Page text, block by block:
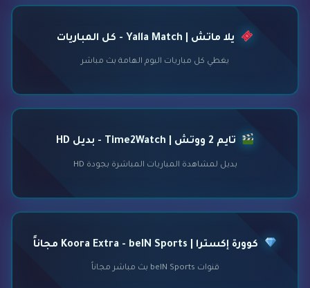
يلا ماتش | Yalla Match - كل المباريات
يغطي كل مباريات اليوم الهامة بث مباشر
تايم 2 ووتش | Time2Watch - بديل HD
بديل لمشاهدة المباريات المباشرة بجودة HD
كوورة إكسترا | Koora Extra - beIN Sports مجاناً
قنوات beIN Sports بث مباشر مجاناً